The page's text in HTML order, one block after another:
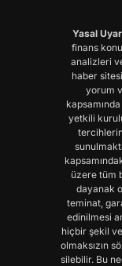
Yasal
finans
analizleri
haber
yorum
kapsamında
yetkili
üzere tüm
dayanak
teminat,
edinilmesi
hiçbir şekil
olmaksızın
silebilir. Bu